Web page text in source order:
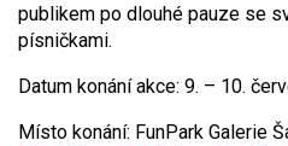
publikem po dlouhé pauze se
písničkami.
Datum konání akce: 9. – 10.
Místo konání: FunPark Galerie